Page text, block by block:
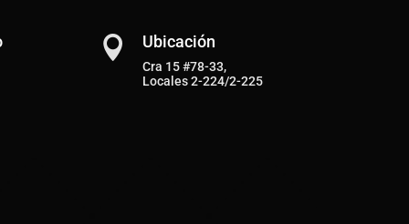
 Ubicación
Cra 15 #78-33,
Locales 2-224/2-225